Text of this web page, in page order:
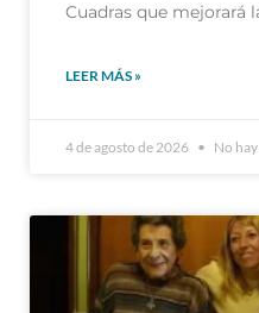
Cuadras que mejorará
LEER MÁS »
4 de agosto de 2026 No